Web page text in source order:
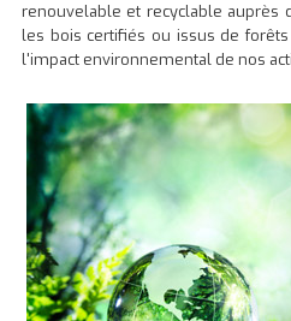
renouvelable et recyclable auprès
les bois certifiés ou issus de
l'impact environnemental de nos